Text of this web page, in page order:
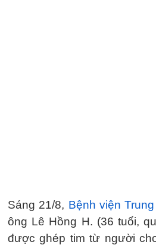
Sáng 21/8, Bệnh viện
ông Lê Hồng H. (36 tuổi,
được ghép tim từ người